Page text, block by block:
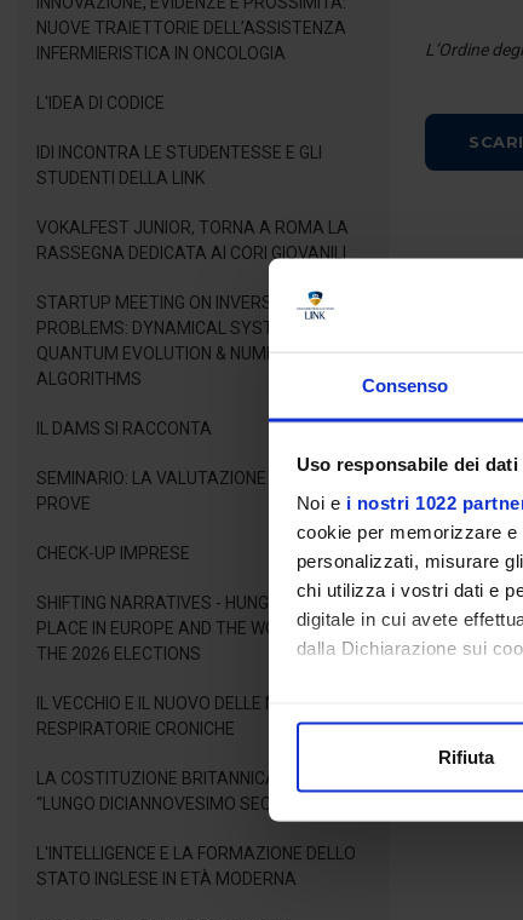
Consenso
Uso responsabile dei dati
Noi e i nostri 1022
cookie per memorizzare
personalizzati, misurare
chi utilizza i vostri dati e
digitale in cui avete
dalla Dichiarazione sui
Identificare il tuo
Rifiuta
NUOVE TRAIETTORIE DELL’ASSISTENZA
INFERMIERISTICA IN ONCOLOGIA
L'IDEA DI CODICE
IDI INCONTRA LE STUDENTESSE E GLI
STUDENTI DELLA LINK
VOKALFEST JUNIOR, TORNA A ROMA LA
RASSEGNA DEDICATA AI CORI GIOVANILI
STARTUP MEETING ON INVERSE LINEAR
PROBLEMS: DYNAMICAL SYSTEMS,
QUANTUM EVOLUTION & NUMERICAL
ALGORITHMS
IL DAMS SI RACCONTA
SEMINARIO: LA VALUTAZIONE DELLE
PROVE
CHECK-UP IMPRESE
SHIFTING NARRATIVES - HUNGARY'S NEW
PLACE IN EUROPE AND THE WORLD AFTER
THE 2026 ELECTIONS
IL VECCHIO E IL NUOVO DELLE MALATTIE
RESPIRATORIE CRONICHE
LA COSTITUZIONE BRITANNICA NEL
“LUNGO DICIANNOVESIMO SECOLO”
L'INTELLIGENCE E LA FORMAZIONE DELLO
STATO INGLESE IN ETÀ MODERNA
L’Ordine